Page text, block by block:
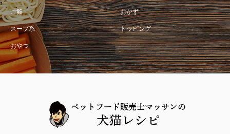
ご飯 おかず
スープ系 トッピング
おやつ